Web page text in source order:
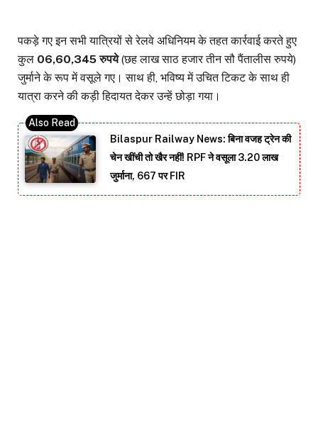
पकड़े गए इन सभी यात्रियों से रेलवे अधिनियम के तहत कार्रवाई करते हुए
कुल 06,60,345 रुपये(छह लाख साठ हजार तीन सौ पैंतालीस रुपये)
जुर्माने के रूप में वसूले गए। साथ ही, भविष्य में उचित टिकट के साथ ही
यात्रा करने की कड़ी हिदायत देकर उन्हें छोड़ा गया।
Bilaspur Railway News: बिना वजह ट्रेन की
चेन खींची तो खैर नहीं! RPF ने वसूला 3.20 लाख
जुर्माना, 667 पर FIR